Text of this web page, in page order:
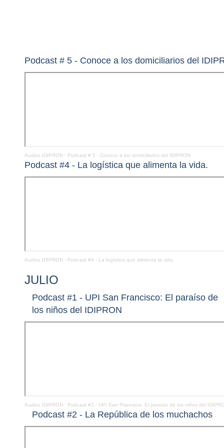
Podcast # 5 - Conoce a los domiciliarios del
Audios IDIPRON · Podcast # 5 - Conoce a los domiciliarios del IDIPRON
Podcast #4 - La logística que alimenta la vida.
Audios IDIPRON · Podcast #4 - La logística que alimenta la vida
JULIO
Podcast #1 - UPI San Francisco: El paraíso de
los niños del IDIPRON
Audios IDIPRON · Podcast #1 - UPI San Francisco: El paraíso de los niños del
Podcast #2 - La República de los muchachos